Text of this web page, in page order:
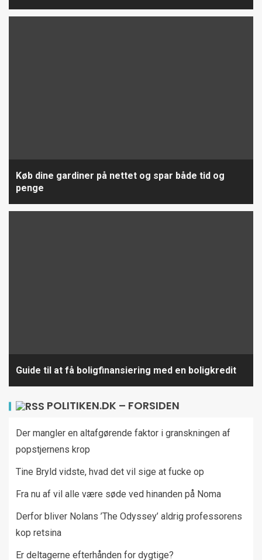
Køb dine gardiner på nettet og spar både tid og
penge
Guide til at få boligfinansiering med en boligkredit
POLITIKEN.DK – FORSIDEN
Der mangler en altafgørende faktor i granskningen af
popstjernens krop
Tine Bryld vidste, hvad det vil sige at fucke op
Fra nu af vil alle være søde ved hinanden på Noma
Derfor bliver Nolans ’The Odyssey’ aldrig professorens
kop retsina
Er deltagerne efterhånden for dygtige?